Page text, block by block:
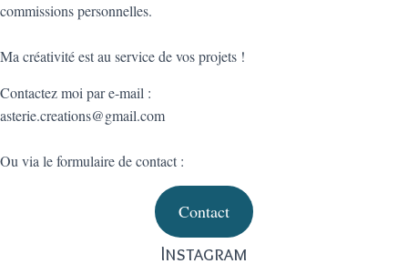
commissions personnelles.
Ma créativité est au service de vos projets !
Contactez moi par e-mail :
asterie.creations@gmail.com
Ou via le formulaire de contact :
Contact
Instagram